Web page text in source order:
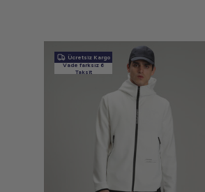
Ücretsiz Kargo
Vade farksız 6
Taksit